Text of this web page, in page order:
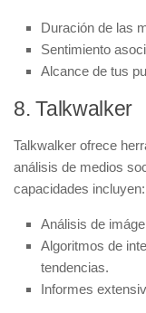
Duración de las
Sentimiento
Alcance de tus
8. Talkwalker
Talkwalker ofrece
análisis de medios
capacidades incluyen:
Análisis de
Algoritmos de
tendencias.
Informes